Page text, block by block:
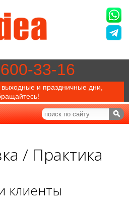
33-16
и праздничные дни,
/ Практика
клиенты